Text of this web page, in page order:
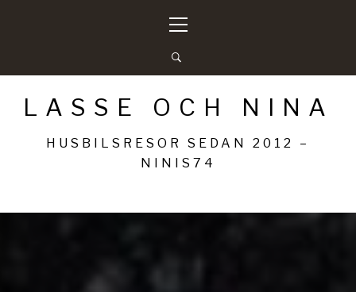
meny
LASSE OCH NINA
HUSBILSRESOR SEDAN 2012 –
NINIS74